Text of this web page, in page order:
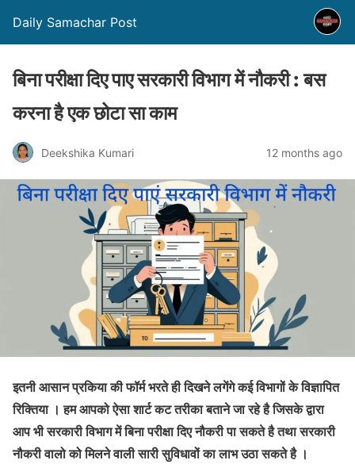
Daily Samachar Post
बिना परीक्षा दिए पाए सरकारी विभाग में नौकरी : बस
करना है एक छोटा सा काम
Deekshika Kumari 12 months ago
इतनी आसान प्रकिया की फॉर्म भरते ही दिखने लगेंगे कई विभागों के विज्ञापित
रिक्तिया । हम आपको ऐसा शार्ट कट तरीका बताने जा रहे है जिसके द्वारा
आप भी सरकारी विभाग में बिना परीक्षा दिए नौकरी पा सकते है तथा सरकारी
नौकरी वालो को मिलने वाली सारी सुविधावों का लाभ उठा सकते है ।